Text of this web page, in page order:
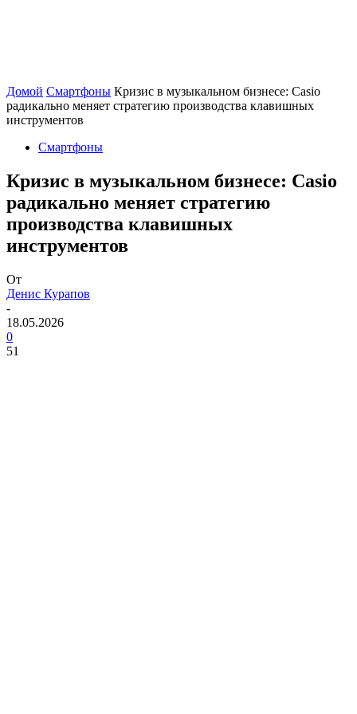
Домой Смартфоны Кризис в музыкальном бизнесе: Casio
радикально меняет стратегию производства клавишных
инструментов
Смартфоны
Кризис в музыкальном бизнесе: Casio
радикально меняет стратегию
производства клавишных
инструментов
От
Денис Курапов
-
18.05.2026
0
51